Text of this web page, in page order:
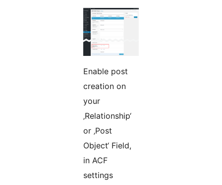
Enable post
creation on
your
‚Relationship‘
or ‚Post
Object‘ Field,
in ACF
settings